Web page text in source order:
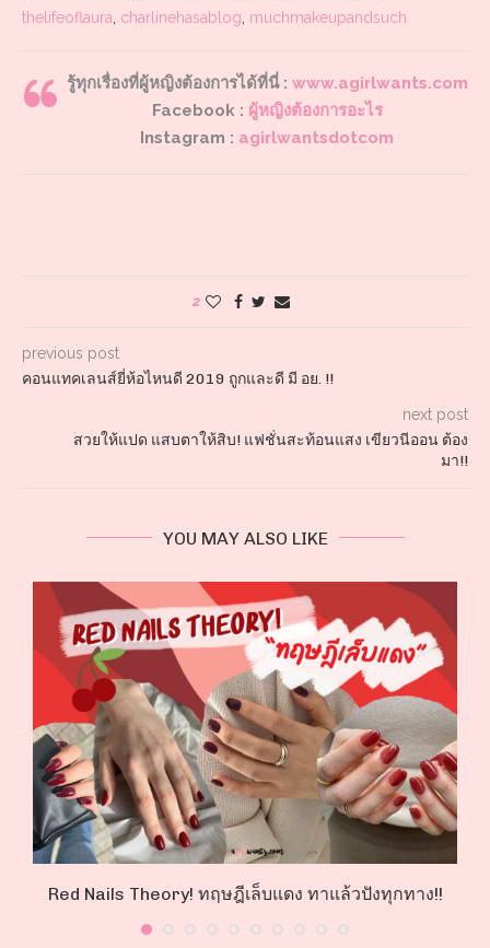
thelifeoflaura charlinehasablog muchmakeupandsuch
รู้ทุกเรื่องที่ผู้หญิงต้องการได้ที่นี่ : www.agirlwants.com
Facebook : ผู้หญิงต้องการอะไร
Instagram : agirlwantsdotcom
2
previous post
คอนแทคเลนส์ยี่ห้อไหนดี 2019 ถูกและดี มี อย. !!
next post
สวยให้แปด แสบตาให้สิบ! แฟชั่นสะท้อนแสง เขียวนีออน ต้อง
มา!!
YOU MAY ALSO LIKE
Red Nails Theory! ทฤษฎีเล็บแดง ทาแล้วปังทุกทาง!!